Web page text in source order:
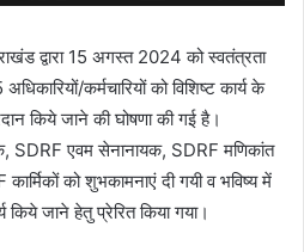
द्वारा 15 अगस्त 2024 को स्वतंत्रता
कर्मचारियों को विशिष्ट कार्य के
किये जाने की घोषणा की गई है।
SDRF एवम सेनानायक, SDRF मणिकांत
कार्मिकों को शुभकामनाएं दी गयी व भविष्य में
किये जाने हेतु प्रेरित किया गया।